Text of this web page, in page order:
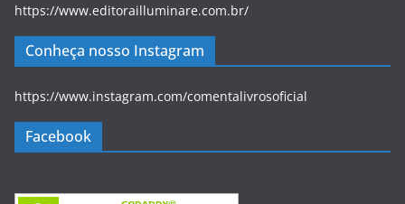
https://www.editorailluminare.com.br/
Conheça nosso Instagram
https://www.instagram.com/comentalivrosoficial
Facebook